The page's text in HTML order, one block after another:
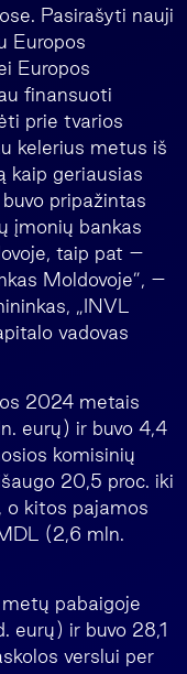
Pasirašyti nauji
Europos
Europos
finansuoti
prie tvarios
kelerius metus iš
kaip geriausias
pripažintas
įmonių bankas
taip pat –
Moldovoje”, –
„INVL
vadovas
2024 metais
eurų) ir buvo 4,4
komisinių
20,5 proc. iki
o kitos pajamos
(2,6 mln.
pabaigoje
eurų) ir buvo 28,1
verslui per